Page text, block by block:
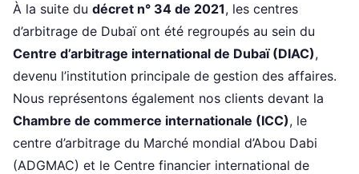
À la suite du décret n° 34 de 2021, les centres
d’arbitrage de Dubaï ont été regroupés au sein du
Centre d’arbitrage international de Dubaï (DIAC),
devenu l’institution principale de gestion des affaires.
Nous représentons également nos clients devant la
Chambre de commerce internationale (ICC), le
centre d’arbitrage du Marché mondial d’Abou Dabi
(ADGMAC) et le Centre financier international de